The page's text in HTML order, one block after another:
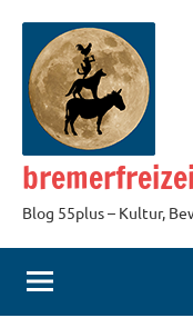
Inhalt
springen
Blog 55plus – Kultur,